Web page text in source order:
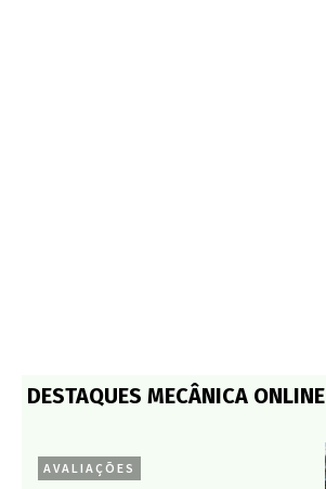
DESTAQUES MECÂNICA ONLINE
AVALIAÇÕES